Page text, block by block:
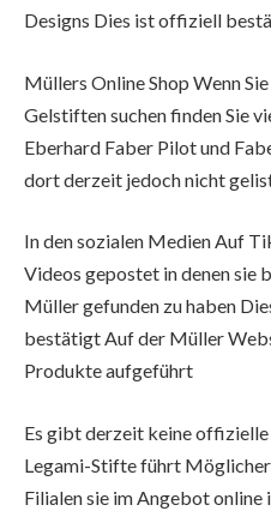
Designs Dies ist offiziell
Müllers Online Shop Wenn
Gelstiften suchen finden Sie
Eberhard Faber Pilot und
dort derzeit jedoch nicht
In den sozialen Medien Auf
Videos gepostet in denen sie
Müller gefunden zu haben
bestätigt Auf der Müller
Produkte aufgeführt
Es gibt derzeit keine
Legami-Stifte führt
Filialen sie im Angebot